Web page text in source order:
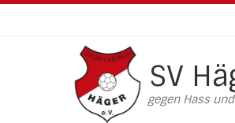
SV
gegen Hass